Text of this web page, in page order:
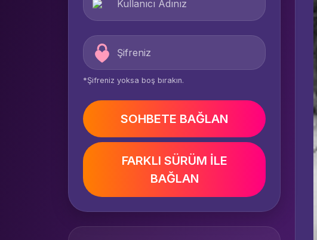
*Şifreniz yoksa boş bırakın.
SOHBETE BAĞLAN
FARKLI SÜRÜM İLE
BAĞLAN